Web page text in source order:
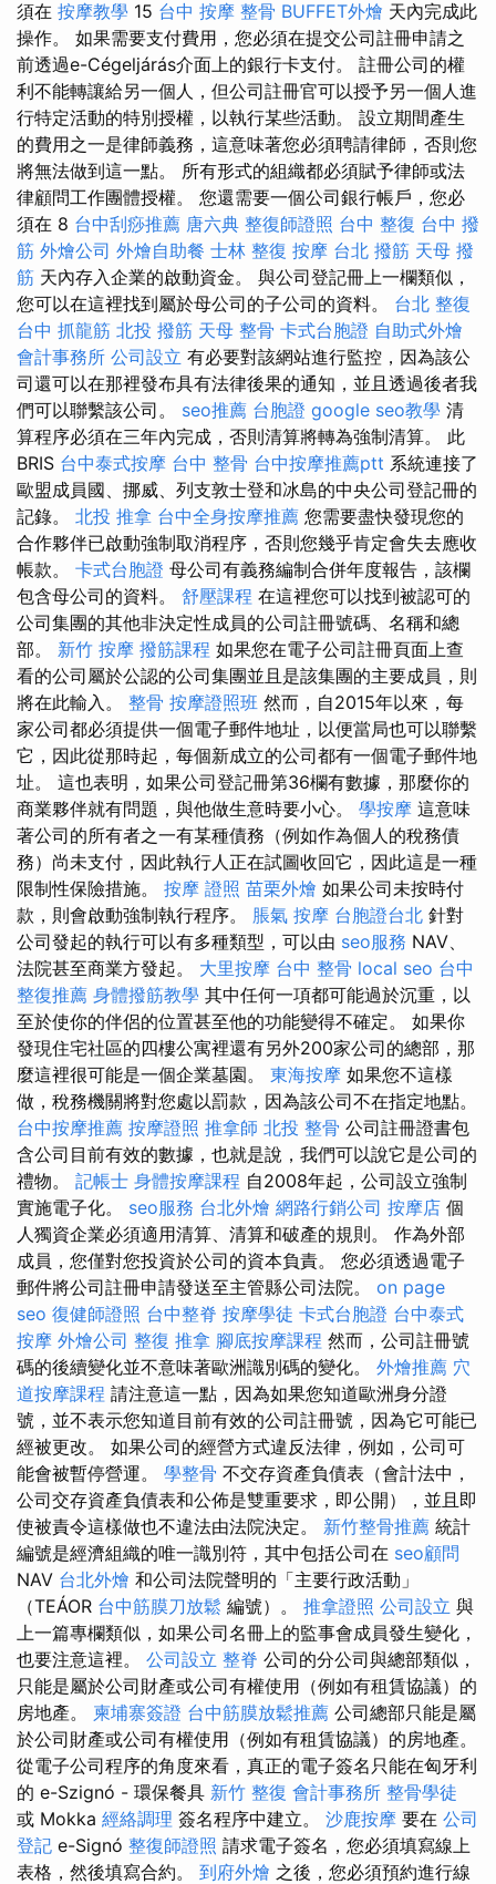
須在 按摩教學 15 台中 按摩 整骨 BUFFET外燴 天內完成此
操作。 如果需要支付費用，您必須在提交公司註冊申請之
前透過e-Cégeljárás介面上的銀行卡支付。 註冊公司的權
利不能轉讓給另一個人，但公司註冊官可以授予另一個人進
行特定活動的特別授權，以執行某些活動。 設立期間產生
的費用之一是律師義務，這意味著您必須聘請律師，否則您
將無法做到這一點。 所有形式的組織都必須賦予律師或法
律顧問工作團體授權。 您還需要一個公司銀行帳戶，您必
須在 8 台中刮痧推薦 唐六典 整復師證照 台中 整復 台中 撥
筋 外燴公司 外燴自助餐 士林 整復 按摩 台北 撥筋 天母 撥
筋 天內存入企業的啟動資金。 與公司登記冊上一欄類似，
您可以在這裡找到屬於母公司的子公司的資料。 台北 整復
台中 抓龍筋 北投 撥筋 天母 整骨 卡式台胞證 自助式外燴
會計事務所 公司設立 有必要對該網站進行監控，因為該公
司還可以在那裡發布具有法律後果的通知，並且透過後者我
們可以聯繫該公司。 seo推薦 台胞證 google seo教學 清
算程序必須在三年內完成，否則清算將轉為強制清算。 此
BRIS 台中泰式按摩 台中 整骨 台中按摩推薦ptt 系統連接了
歐盟成員國、挪威、列支敦士登和冰島的中央公司登記冊的
記錄。 北投 推拿 台中全身按摩推薦 您需要盡快發現您的
合作夥伴已啟動強制取消程序，否則您幾乎肯定會失去應收
帳款。 卡式台胞證 母公司有義務編制合併年度報告，該欄
包含母公司的資料。 舒壓課程 在這裡您可以找到被認可的
公司集團的其他非決定性成員的公司註冊號碼、名稱和總
部。 新竹 按摩 撥筋課程 如果您在電子公司註冊頁面上查
看的公司屬於公認的公司集團並且是該集團的主要成員，則
將在此輸入。 整骨 按摩證照班 然而，自2015年以來，每
家公司都必須提供一個電子郵件地址，以便當局也可以聯繫
它，因此從那時起，每個新成立的公司都有一個電子郵件地
址。 這也表明，如果公司登記冊第36欄有數據，那麼你的
商業夥伴就有問題，與他做生意時要小心。 學按摩 這意味
著公司的所有者之一有某種債務（例如作為個人的稅務債
務）尚未支付，因此執行人正在試圖收回它，因此這是一種
限制性保險措施。 按摩 證照 苗栗外燴 如果公司未按時付
款，則會啟動強制執行程序。 脹氣 按摩 台胞證台北 針對
公司發起的執行可以有多種類型，可以由 seo服務 NAV、
法院甚至商業方發起。 大里按摩 台中 整骨 local seo 台中
整復推薦 身體撥筋教學 其中任何一項都可能過於沉重，以
至於使你的伴侶的位置甚至他的功能變得不確定。 如果你
發現住宅社區的四樓公寓裡還有另外200家公司的總部，那
麼這裡很可能是一個企業墓園。 東海按摩 如果您不這樣
做，稅務機關將對您處以罰款，因為該公司不在指定地點。
台中按摩推薦 按摩證照 推拿師 北投 整骨 公司註冊證書包
含公司目前有效的數據，也就是說，我們可以說它是公司的
禮物。 記帳士 身體按摩課程 自2008年起，公司設立強制
實施電子化。 seo服務 台北外燴 網路行銷公司 按摩店 個
人獨資企業必須適用清算、清算和破產的規則。 作為外部
成員，您僅對您投資於公司的資本負責。 您必須透過電子
郵件將公司註冊申請發送至主管縣公司法院。 on page
seo 復健師證照 台中整脊 按摩學徒 卡式台胞證 台中泰式
按摩 外燴公司 整復 推拿 腳底按摩課程 然而，公司註冊號
碼的後續變化並不意味著歐洲識別碼的變化。 外燴推薦 穴
道按摩課程 請注意這一點，因為如果您知道歐洲身分證
號，並不表示您知道目前有效的公司註冊號，因為它可能已
經被更改。 如果公司的經營方式違反法律，例如，公司可
能會被暫停營運。 學整骨 不交存資產負債表（會計法中，
公司交存資產負債表和公佈是雙重要求，即公開），並且即
使被責令這樣做也不違法由法院決定。 新竹整骨推薦 統計
編號是經濟組織的唯一識別符，其中包括公司在 seo顧問
NAV 台北外燴 和公司法院聲明的「主要行政活動」
（TEÁOR 台中筋膜刀放鬆 編號）。 推拿證照 公司設立 與
上一篇專欄類似，如果公司名冊上的監事會成員發生變化，
也要注意這裡。 公司設立 整脊 公司的分公司與總部類似，
只能是屬於公司財產或公司有權使用（例如有租賃協議）的
房地產。 柬埔寨簽證 台中筋膜放鬆推薦 公司總部只能是屬
於公司財產或公司有權使用（例如有租賃協議）的房地產。
從電子公司程序的角度來看，真正的電子簽名只能在匈牙利
的 e-Szignó - 環保餐具 新竹 整復 會計事務所 整骨學徒
或 Mokka 經絡調理 簽名程序中建立。 沙鹿按摩 要在 公司
登記 e-Signó 整復師證照 請求電子簽名，您必須填寫線上
表格，然後填寫合約。 到府外燴 之後，您必須預約進行線